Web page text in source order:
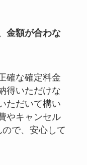
金額が合わな
確な確定料金
得いただけな
ただいて構い
やキャンセル
で、安心して